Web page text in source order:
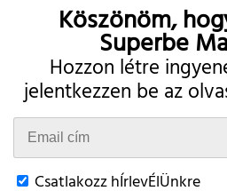
Köszönöm,
Superbe
Hozzon létre
jelentkezzen be az
Csatlakozz hÍrlevÉlÜnkre
Twitter